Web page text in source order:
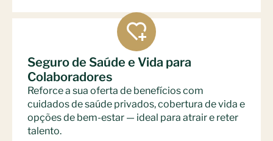
Seguro de Saúde e Vida para
Colaboradores
Reforce a sua oferta de benefícios com
cuidados de saúde privados, cobertura de vida e
opções de bem-estar — ideal para atrair e reter
talento.